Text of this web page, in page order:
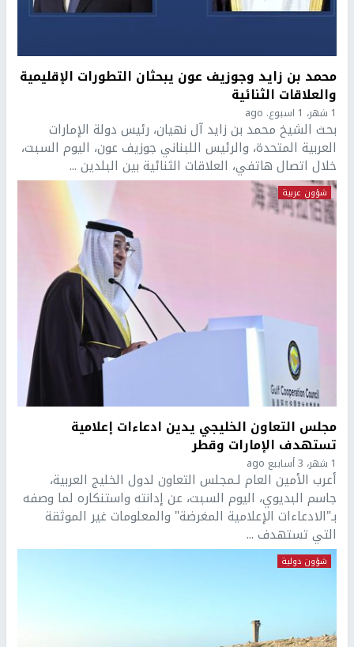
محمد بن زايد وجوزيف عون يبحثان التطورات الإقليمية
والعلاقات الثنائية
1 شهر، 1 اسبوع. ago
بحث الشيخ محمد بن زايد آل نهيان، رئيس دولة الإمارات
العربية المتحدة، والرئيس اللبناني جوزيف عون، اليوم السبت،
خلال اتصال هاتفي، العلاقات الثنائية بين البلدين ...
شؤون عربية
مجلس التعاون الخليجي يدين ادعاءات إعلامية
تستهدف الإمارات وقطر
1 شهر، 3 أسابيع ago
أعرب الأمين العام لـمجلس التعاون لدول الخليج العربية،
جاسم البديوي، اليوم السبت، عن إدانته واستنكاره لما وصفه
بـ"الادعاءات الإعلامية المغرضة" والمعلومات غير الموثقة
التي تستهدف ...
شؤون دولية